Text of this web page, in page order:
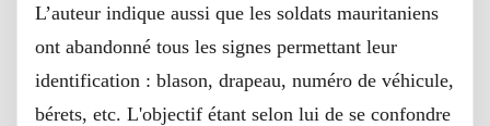
L’auteur indique aussi que les soldats mauritaniens
ont abandonné tous les signes permettant leur
identification : blason, drapeau, numéro de véhicule,
bérets, etc. L'objectif étant selon lui de se confondre